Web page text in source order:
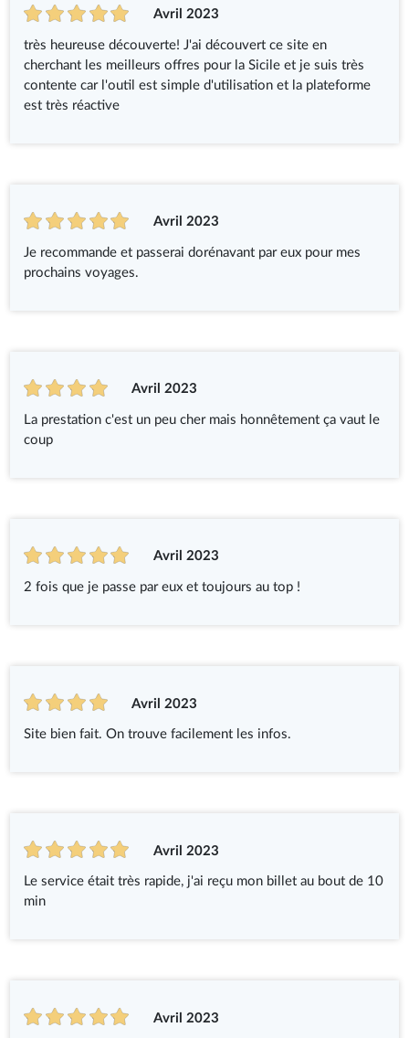
Avril 2023
très heureuse découverte! J'ai découvert ce site en
cherchant les meilleurs offres pour la Sicile et je suis très
contente car l'outil est simple d'utilisation et la plateforme
est très réactive
Avril 2023
Je recommande et passerai dorénavant par eux pour mes
prochains voyages.
Avril 2023
La prestation c'est un peu cher mais honnêtement ça vaut le
coup
Avril 2023
2 fois que je passe par eux et toujours au top !
Avril 2023
Site bien fait. On trouve facilement les infos.
Avril 2023
Le service était très rapide, j'ai reçu mon billet au bout de 10
min
Avril 2023